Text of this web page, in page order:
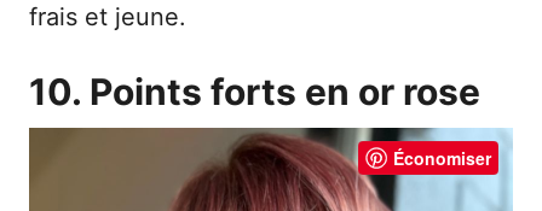
frais et jeune.
10. Points forts en or rose
Économiser